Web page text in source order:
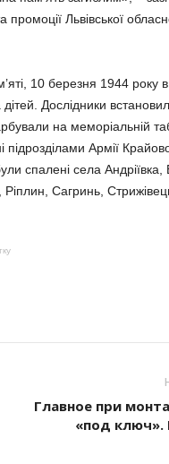
промоції Львівської
10 березня 1944 року
Дослідники
на меморіальній
Армії
спалені села Андріївка,
Сагринь,
Главное при
«под ключ».